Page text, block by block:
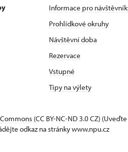
Informace pro
Prohlídkové okruhy
Návštěvní doba
Rezervace
Vstupné
Tipy na výlety
(CC BY-NC-ND 3.0 CZ) (Uveďte
odkaz na stránky www.npu.cz